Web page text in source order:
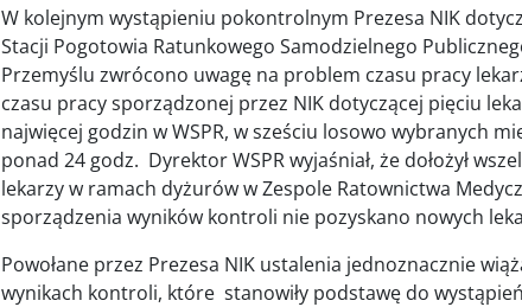
W kolejnym wystąpieniu pokontrolnym Prezesa NIK
Stacji Pogotowia Ratunkowego Samodzielnego
Przemyślu zwrócono uwagę na problem czasu pracy
czasu pracy sporządzonej przez NIK dotyczącej pięciu
najwięcej godzin w WSPR, w sześciu losowo wybranych
ponad 24 godz. Dyrektor WSPR wyjaśniał, że dołożył
lekarzy w ramach dyżurów w Zespole Ratownictwa
sporządzenia wyników kontroli nie pozyskano nowych
Powołane przez Prezesa NIK ustalenia jednoznacznie
wynikach kontroli, które stanowiły podstawę do